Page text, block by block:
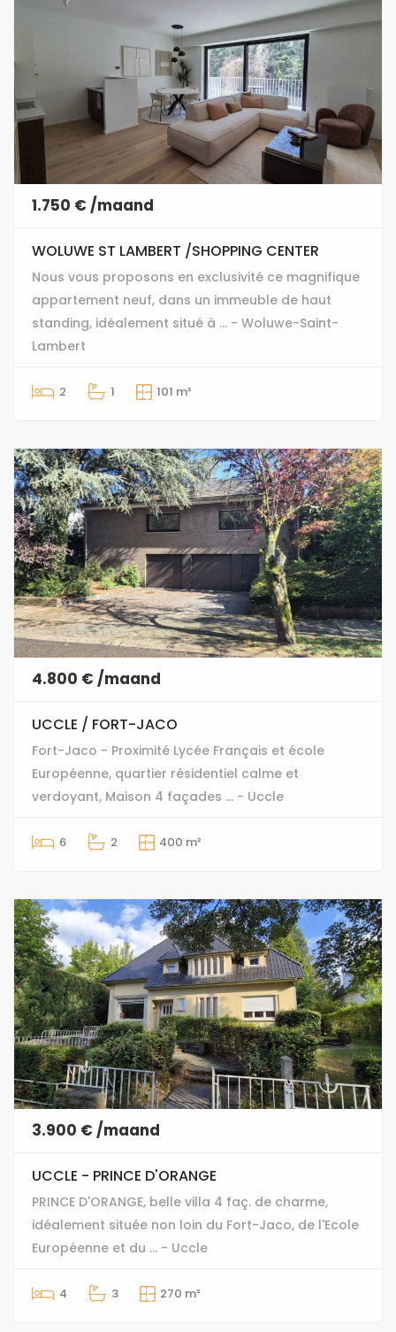
1.750 € /maand
WOLUWE ST LAMBERT /SHOPPING CENTER
Nous vous proposons en exclusivité ce magnifique
appartement neuf, dans un immeuble de haut
standing, idéalement situé à ... - Woluwe-Saint-
Lambert
2 1 101 m²
4.800 € /maand
UCCLE / FORT-JACO
Fort-Jaco - Proximité Lycée Français et école
Européenne, quartier résidentiel calme et
verdoyant, Maison 4 façades ... - Uccle
6 2 400 m²
3.900 € /maand
UCCLE - PRINCE D'ORANGE
PRINCE D'ORANGE, belle villa 4 faç. de charme,
idéalement située non loin du Fort-Jaco, de l'Ecole
Européenne et du ... - Uccle
4 3 270 m²